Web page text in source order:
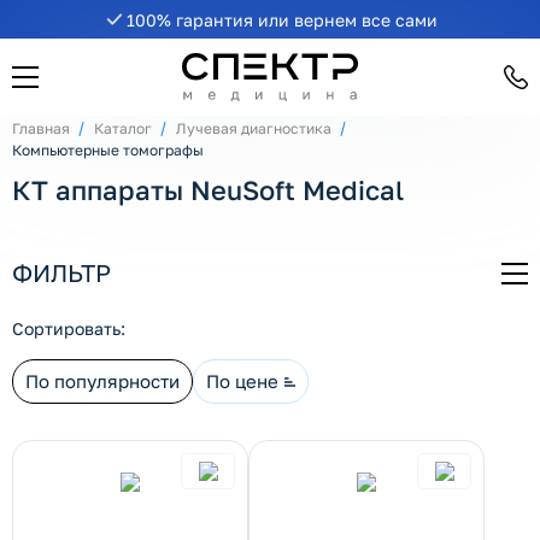
100% гарантия или вернем все сами
Главная Каталог
Лучевая диагностика
Компьютерные томографы
КТ аппараты NeuSoft Medical
ФИЛЬТР
Сортировать:
По популярности По цене